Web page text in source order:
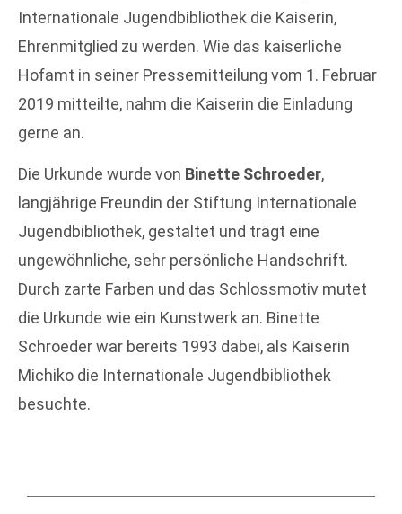
Internationale Jugendbibliothek die Kaiserin,
Ehrenmitglied zu werden. Wie das kaiserliche
Hofamt in seiner Pressemitteilung vom 1. Februar
2019 mitteilte, nahm die Kaiserin die Einladung
gerne an.
Die Urkunde wurde von Binette Schroeder,
langjährige Freundin der Stiftung Internationale
Jugendbibliothek, gestaltet und trägt eine
ungewöhnliche, sehr persönliche Handschrift.
Durch zarte Farben und das Schlossmotiv mutet
die Urkunde wie ein Kunstwerk an. Binette
Schroeder war bereits 1993 dabei, als Kaiserin
Michiko die Internationale Jugendbibliothek
besuchte.